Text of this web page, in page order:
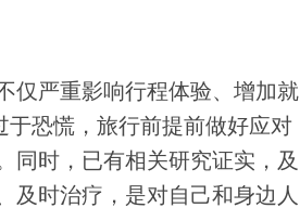
严重影响行程体验、增加就
于恐慌，旅行前提前做好应对
同时，已有相关研究证实，及
及时治疗，是对自己和身边人